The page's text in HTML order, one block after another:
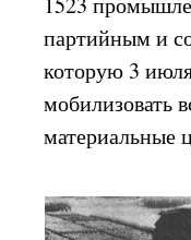
партийным и
которую 3
мобилизовать
материальные